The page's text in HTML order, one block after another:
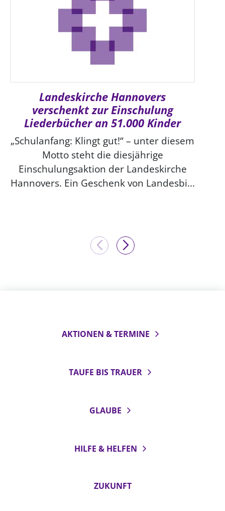
Landeskirche Hannovers
verschenkt zur Einschulung
Liederbücher an 51.000 Kinder
„Schulanfang: Klingt gut!“ – unter diesem
Motto steht die diesjährige
Einschulungsaktion der Landeskirche
Hannovers. Ein Geschenk von Landesbi...
AKTIONEN & TERMINE
TAUFE BIS TRAUER
GLAUBE
HILFE & HELFEN
ZUKUNFT